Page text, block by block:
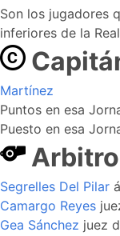
Son los jugadores
inferiores de la
Martínez
Puntos en esa
Puesto en esa
Arbitro
Segrelles Del Pilar
Camargo Reyes
Gea Sánchez juez